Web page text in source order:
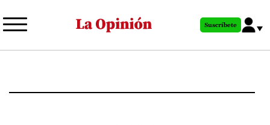
al
principal
Suscríbete